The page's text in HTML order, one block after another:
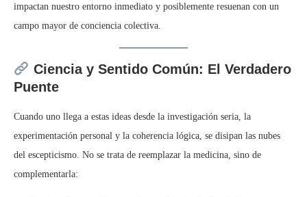
impactan nuestro entorno inmediato y posiblemente resuenan con un
campo mayor de conciencia colectiva.
Ciencia y Sentido Común: El Verdadero
Puente
Cuando uno llega a estas ideas desde la investigación seria, la
experimentación personal y la coherencia lógica, se disipan las nubes
del escepticismo. No se trata de reemplazar la medicina, sino de
complementarla: